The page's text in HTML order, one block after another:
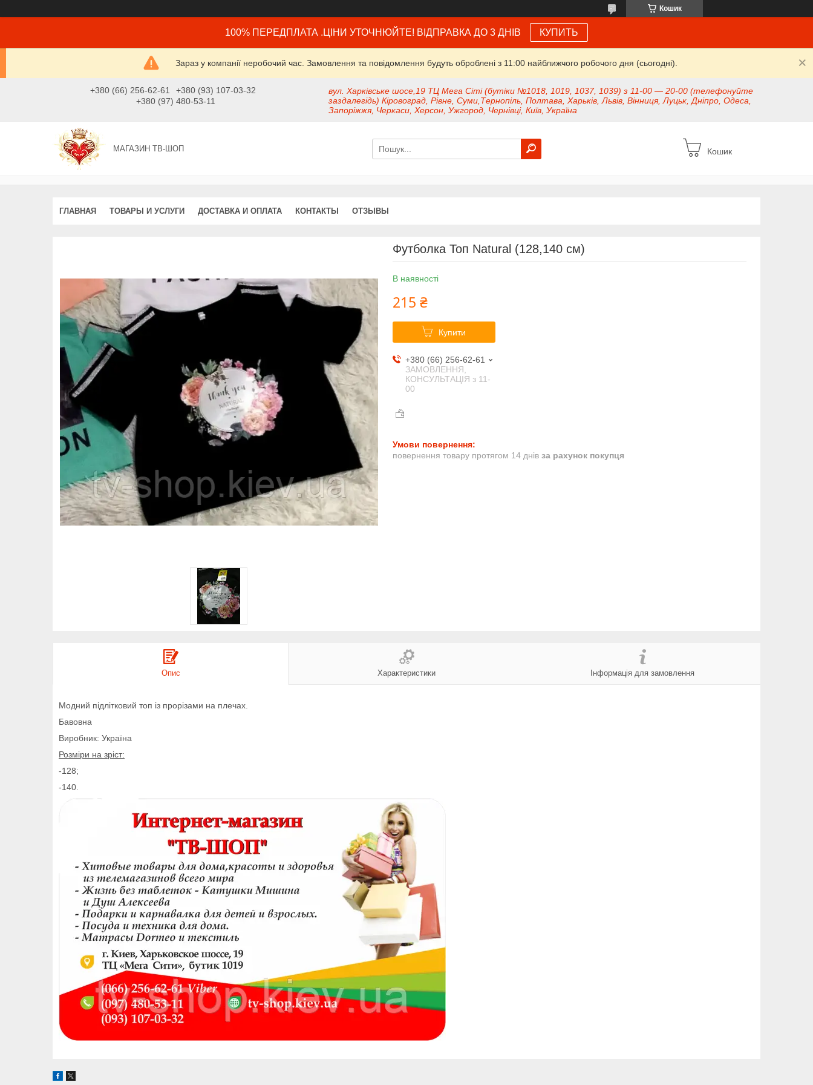
Кошик
100% ПЕРЕДПЛАТА .ЦІНИ УТОЧНЮЙТЕ! ВІДПРАВКА ДО 3 ДНІВ КУПИТЬ
Зараз у компанії неробочий час. Замовлення та повідомлення будуть оброблені з 11:00 найближчого робочого дня (сьогодні).
+380 (66) 256-62-61
+380 (93) 107-03-32
+380 (97) 480-53-11
вул. Харківське шосе,19 ТЦ Мега Сіті (бутіки №1018, 1019, 1037, 1039) з 11-00 — 20-00 (телефонуйте
заздалегідь) Кіровоград, Рівне, Суми,Тернопіль, Полтава, Харьків, Львів, Вінниця, Луцьк, Дніпро, Одеса,
Запоріжжя, Черкаси, Херсон, Ужгород, Чернівці, Київ, Україна
МАГАЗИН ТВ-ШОП Кошик
ГЛАВНАЯ ТОВАРЫ И УСЛУГИ ДОСТАВКА И ОПЛАТА КОНТАКТЫ ОТЗЫВЫ
Футболка Топ Natural (128,140 см)
В наявності
215 ₴
Купити
+380 (66) 256-62-61
ЗАМОВЛЕННЯ,
КОНСУЛЬТАЦІЯ з 11-
00
повернення товару протягом 14 днів за рахунок покупця
Опис Характеристики Інформація для замовлення
Модний підлітковий топ із прорізами на плечах.
Бавовна
Виробник: Україна
Розміри на зріст:
-128;
-140.